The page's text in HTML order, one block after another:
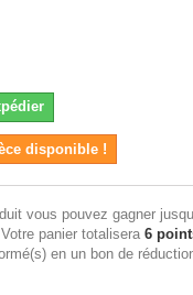
disponible !
vous pouvez gagner
panier totalisera 6
en un bon de